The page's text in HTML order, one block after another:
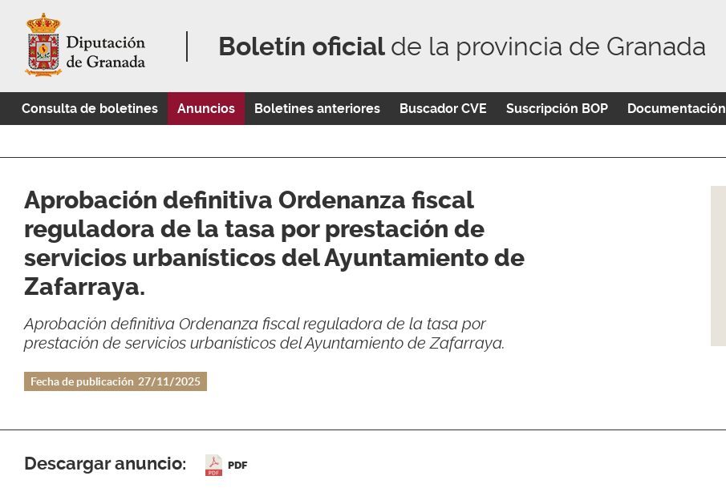
Boletín oficialde la provincia de Granada
Consulta de boletines Anuncios Boletines anteriores Buscador CVE Suscripción BOP Documentación
Aprobación definitiva Ordenanza fiscal
reguladora de la tasa por prestación de
servicios urbanísticos del Ayuntamiento de
Zafarraya.
Aprobación definitiva Ordenanza fiscal reguladora de la tasa por
prestación de servicios urbanísticos del Ayuntamiento de Zafarraya.
Fecha de publicación 27/11/2025
Descargar anuncio: PDF